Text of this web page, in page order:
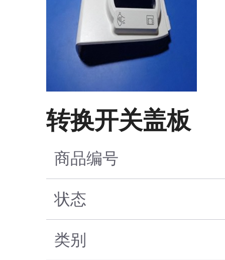
转换开关盖板
商品编号
状态
类别